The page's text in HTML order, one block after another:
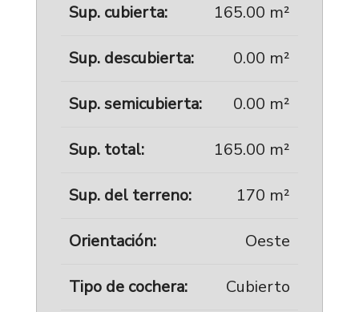
Sup. cubierta: 165.00 m²
Sup. descubierta: 0.00 m²
Sup. semicubierta: 0.00 m²
Sup. total: 165.00 m²
Sup. del terreno: 170 m²
Orientación: Oeste
Tipo de cochera: Cubierto